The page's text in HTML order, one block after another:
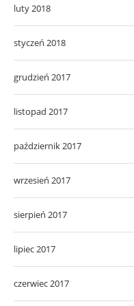
luty 2018
styczeń 2018
grudzień 2017
listopad 2017
październik 2017
wrzesień 2017
sierpień 2017
lipiec 2017
czerwiec 2017